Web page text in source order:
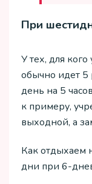
При
У тех, для
обычно идет 5
день на 5
к примеру,
выходной, а
Как отдыхаем
дни при 6-